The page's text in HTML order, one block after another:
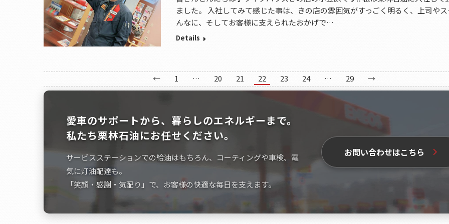
ました。 入社してみて感じた事は、きの店の雰囲気がすっごく明るく、上司や
んなに、そしてお客様に支えられたおかげで…
Details
← 1 … 20 21 22 23 24 … 29 →
愛車のサポートから、暮らしのエネルギーまで。
私たち栗林石油にお任せください。
サービスステーションでの給油はもちろん、コーティングや車検、電
気に灯油配達も。
「笑顔・感謝・気配り」で、お客様の快適な毎日を支えます。
お問い合わせはこちら